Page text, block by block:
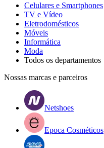
Celulares e Smartphones
TV e Vídeo
Eletrodomésticos
Móveis
Informática
Moda
Todos os departamentos
Nossas marcas e parceiros
Netshoes
Epoca Cosméticos